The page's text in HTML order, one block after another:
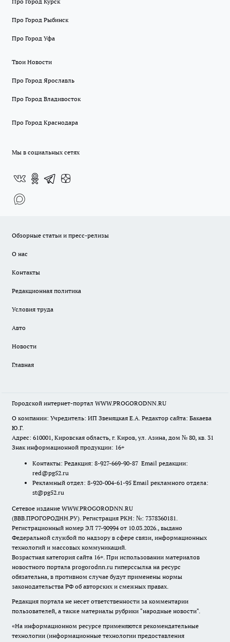
Про Город Рыбинск
Про Город Уфа
Твои Новости
Про Город Ярославль
Про Город Владивосток
Про Город Краснодара
Мы в социальных сетях
Обзорные статьи и пресс-релизы
О нас
Контакты
Редакционная политика
Условия труда
Авто
Новости
Главная
Городской интернет-портал WWW.PROGORODNN.RU
О компании: Учредитель: ИП Звеняцкая Е.А. Редактор сайта: Бакаева
Ю.Г.
Адрес: 610001, Кировская область, г. Киров, ул. Азина, дом № 80, кв. 31
Знак информационной продукции: 16+
Контакты: Редакция: 8-927-669-90-87 Email редакции:
red@pg52.ru
Рекламный отдел: 8-920-004-61-95 Email рекламного отдела:
st@pg52.ru
Сетевое издание WWW.PROGORODNN.RU
(ВВВ.ПРОГОРОДНН.РУ). Регистрация РКН: №: 7378360181.
Регистрационный номер ЭЛ 77-90994 от 10.03.2026., выдано
Федеральной службой по надзору в сфере связи, информационных
технологий и массовых коммуникаций.
Возрастная категория сайта 16+. При использовании материалов
новостного портала progorodnn.ru гиперссылка на ресурс
обязательна, в противном случае будут применены нормы
законодательства РФ об авторских и смежных правах.
Редакция портала не несет ответственности за комментарии
пользователей, а также материалы рубрики "народные новости".
«На информационном ресурсе применяются рекомендательные
технологии (информационные технологии предоставления